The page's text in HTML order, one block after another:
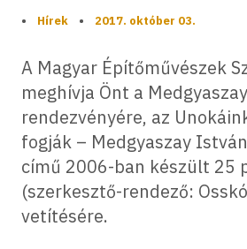
• Hírek • 2017. október 03.
A Magyar Építőművészek
meghívja Önt a
rendezvényére, az
fogják – Medgyaszay
című 2006-ban készült 25
(szerkesztő-rendező:
vetítésére.